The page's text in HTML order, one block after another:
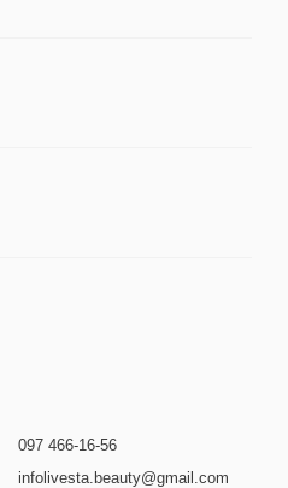
097 466-16-56
infolivesta.beauty@gmail.com